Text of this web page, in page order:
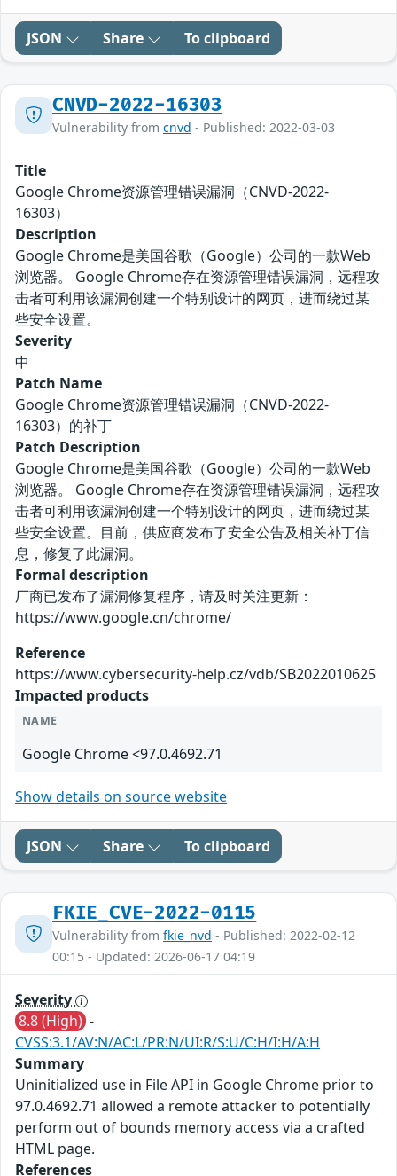
JSON Share To clipboard
CNVD-2022-16303
Vulnerability from cnvd - Published: 2022-03-03
Title
Google Chrome资源管理错误漏洞（CNVD-2022-
16303）
Description
Google Chrome是美国谷歌（Google）公司的一款Web
浏览器。 Google Chrome存在资源管理错误漏洞，远程攻
击者可利用该漏洞创建一个特别设计的网页，进而绕过某
些安全设置。
Severity
中
Patch Name
Google Chrome资源管理错误漏洞（CNVD-2022-
16303）的补丁
Patch Description
Google Chrome是美国谷歌（Google）公司的一款Web
浏览器。 Google Chrome存在资源管理错误漏洞，远程攻
击者可利用该漏洞创建一个特别设计的网页，进而绕过某
些安全设置。目前，供应商发布了安全公告及相关补丁信
息，修复了此漏洞。
Formal description
厂商已发布了漏洞修复程序，请及时关注更新：
https://www.google.cn/chrome/
Reference
https://www.cybersecurity-help.cz/vdb/SB2022010625
Impacted products
NAME
Google Chrome <97.0.4692.71
Show details on source website
JSON Share To clipboard
FKIE_CVE-2022-0115
Vulnerability from fkie_nvd - Published: 2022-02-12
00:15 - Updated: 2026-06-17 04:19
Severity
8.8 (High) -
CVSS:3.1/AV:N/AC:L/PR:N/UI:R/S:U/C:H/I:H/A:H
Summary
Uninitialized use in File API in Google Chrome prior to
97.0.4692.71 allowed a remote attacker to potentially
perform out of bounds memory access via a crafted
HTML page.
References